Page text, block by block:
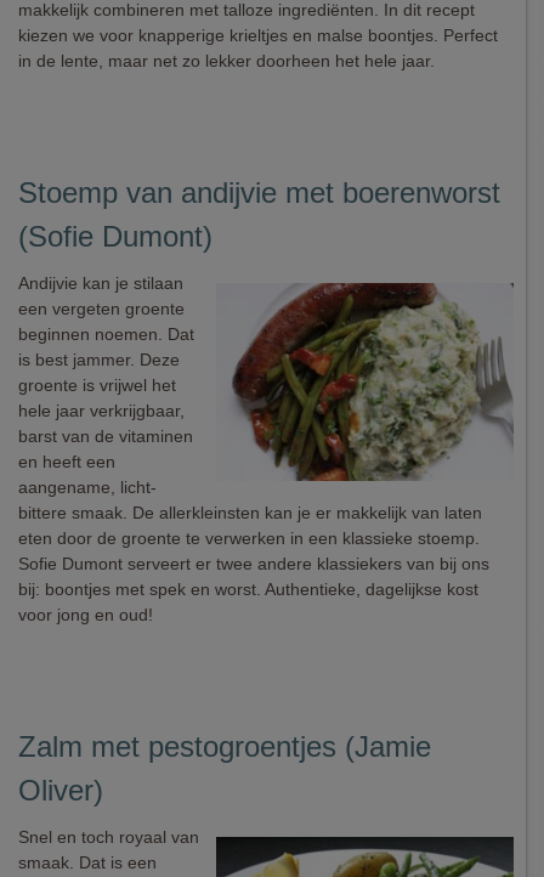
makkelijk combineren met talloze ingrediënten. In dit recept
kiezen we voor knapperige krieltjes en malse boontjes. Perfect
in de lente, maar net zo lekker doorheen het hele jaar.
Stoemp van andijvie met boerenworst
(Sofie Dumont)
Andijvie kan je stilaan
een vergeten groente
beginnen noemen. Dat
is best jammer. Deze
groente is vrijwel het
hele jaar verkrijgbaar,
barst van de vitaminen
en heeft een
aangename, licht-
bittere smaak. De allerkleinsten kan je er makkelijk van laten
eten door de groente te verwerken in een klassieke stoemp.
Sofie Dumont serveert er twee andere klassiekers van bij ons
bij: boontjes met spek en worst. Authentieke, dagelijkse kost
voor jong en oud!
Zalm met pestogroentjes (Jamie
Oliver)
Snel en toch royaal van
smaak. Dat is een